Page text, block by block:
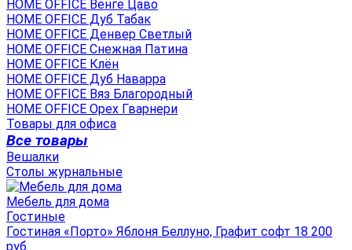
HOME OFFICE Венге Цаво
HOME OFFICE Дуб Табак
HOME OFFICE Денвер Светлый
HOME OFFICE Снежная Патина
HOME OFFICE Клён
HOME OFFICE Дуб Наварра
HOME OFFICE Вяз Благородный
HOME OFFICE Орех Гварнери
Товары для офиса
Все товары
Вешалки
Столы журнальные
Мебель для дома
Гостиные
Гостиная «Порто» Яблоня Беллуно, Графит софт 18 200
руб.